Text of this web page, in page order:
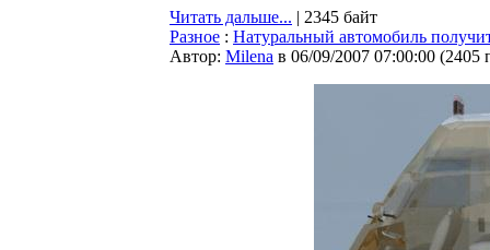
Читать дальше... | 2345 байт
Разное : Натуральный автомобиль
Автор: Milena в 06/09/2007 07:00:00 (2405